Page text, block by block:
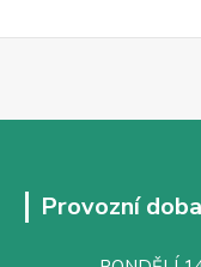
Provozní doba